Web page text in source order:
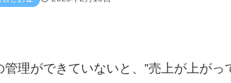
管理ができていないと、”売上が上が